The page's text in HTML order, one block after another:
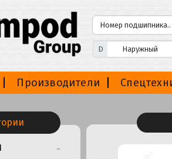
D
Производители